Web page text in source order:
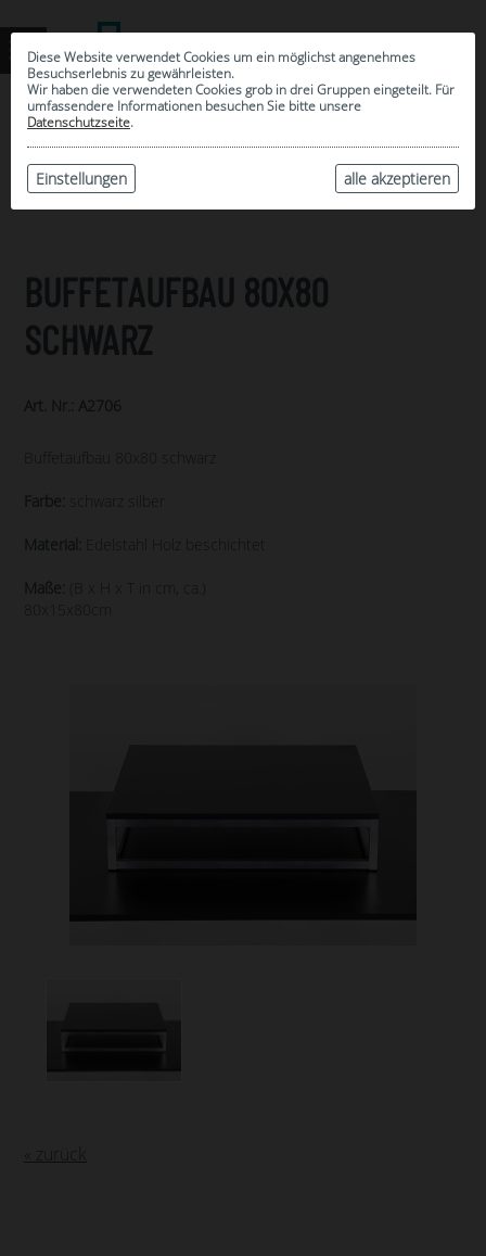
Diese Website verwendet Cookies um ein möglichst angenehmes
Besuchserlebnis zu gewährleisten.
Wir haben die verwendeten Cookies grob in drei Gruppen eingeteilt. Für
umfassendere Informationen besuchen Sie bitte unsere
Datenschutzseite.
alle akzeptieren
Einstellungen
ARCHIV
BUFFETAUFBAU 80X80
SCHWARZ
Art. Nr.: A2706
Buffetaufbau 80x80 schwarz
Farbe: schwarz silber
Material: Edelstahl Holz beschichtet
Maße:
(B x H x T in cm, ca.)
« zurück